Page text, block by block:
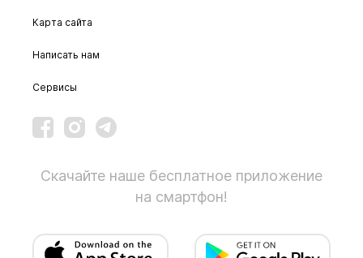
Карта сайта
Написать нам
Сервисы
Скачайте наше бесплатное приложение
на смартфон!